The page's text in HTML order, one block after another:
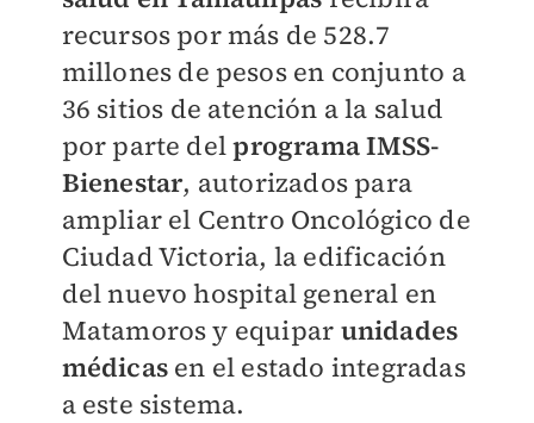
recursos por más de 528.7
millones de pesos en conjunto a
36 sitios de atención a la salud
por parte delprograma IMSS-
Bienestar, autorizados para
ampliar el Centro Oncológico de
Ciudad Victoria, la edificación
del nuevo hospital general en
Matamoros y equipar unidades
médicasen el estado integradas
a este sistema.